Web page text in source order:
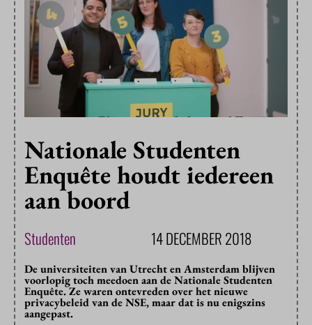
Nationale Studenten
Enquête houdt iedereen
aan boord
Studenten 14 DECEMBER 2018
De universiteiten van Utrecht en Amsterdam blijven
voorlopig toch meedoen aan de Nationale Studenten
Enquête. Ze waren ontevreden over het nieuwe
privacybeleid van de NSE, maar dat is nu enigszins
aangepast.